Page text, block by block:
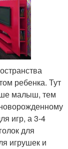
ребенка. Тут
малыш, тем
игр, а 3-4
для
игрушек и